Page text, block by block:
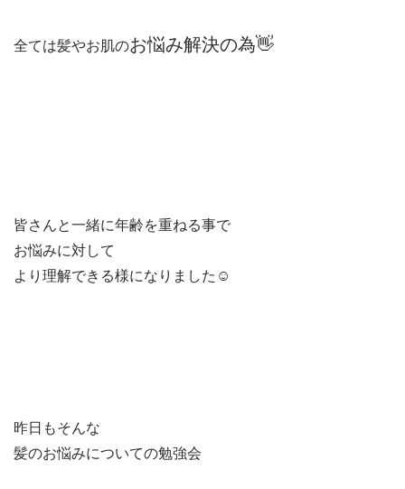
全ては髪やお肌のお悩み解決の為👋
皆さんと一緒に年齢を重ねる事で
お悩みに対して
より理解できる様になりました☺️
昨日もそんな
髪のお悩みについての勉強会